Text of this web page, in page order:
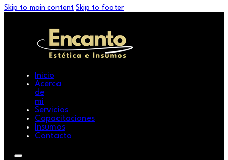
Skip to main content Skip to footer
Inicio
Acerca
de
mi
Servicios
Capacitaciones
Insumos
Contacto